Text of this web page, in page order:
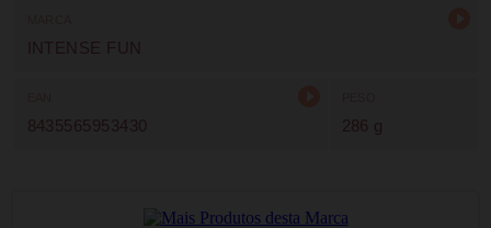
INTENSE FUN
8435565953430 286 g